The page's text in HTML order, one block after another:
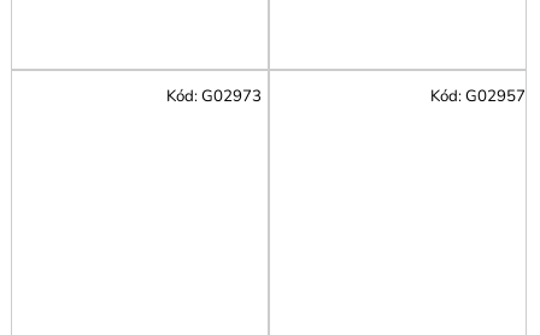
Kód:G02973 Kód:G02957